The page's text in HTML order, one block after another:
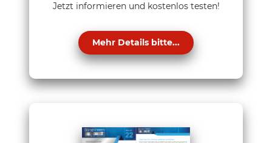
Jetzt informieren und kostenlos testen!
Mehr Details bitte...